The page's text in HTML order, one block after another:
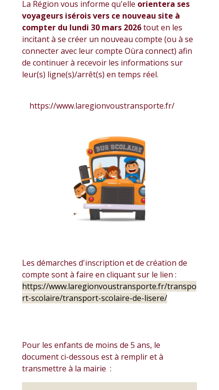
La Région vous informe qu'elle orientera ses
voyageurs isérois vers ce nouveau site à
compter du lundi 30 mars 2026tout en les
incitant à se créer un nouveau compte (ou à se
connecter avec leur compte Oùra connect) afin
de continuer à recevoir les informations sur
leur(s) ligne(s)/arrêt(s) en temps réel.
https://www.laregionvoustransporte.fr/
Les démarches d'inscription et de création de
compte sont à faire en cliquant sur le lien :
https://www.laregionvoustransporte.fr/transpo
rt-scolaire/transport-scolaire-de-lisere/
Pour les enfants de moins de 5 ans, le
document ci-dessous est à remplir et à
transmettre à la mairie :